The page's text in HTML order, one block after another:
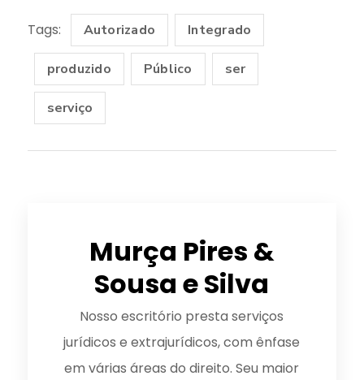
Tags: Autorizado Integrado
produzido Público ser
serviço
Murça Pires &
Sousa e Silva
Nosso escritório presta serviços
jurídicos e extrajurídicos, com ênfase
em várias áreas do direito. Seu maior